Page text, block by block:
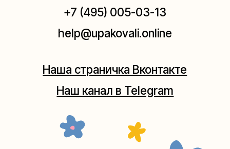
Москва, ул.Таганская, дом 25-27
(как пройти)